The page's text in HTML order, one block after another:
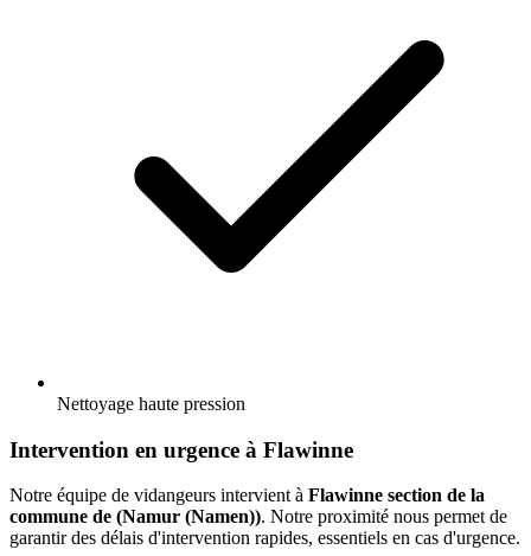
Nettoyage haute pression
Intervention en urgence à Flawinne
Notre équipe de vidangeurs intervient à Flawinne section de la
commune de (Namur (Namen)). Notre proximité nous permet de
garantir des délais d'intervention rapides, essentiels en cas d'urgence.